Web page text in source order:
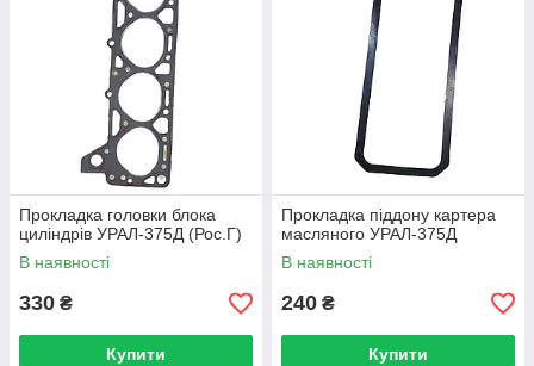
Прокладка головки блока
циліндрів УРАЛ-375Д (Рос.Г)
В наявності
330 ₴
Купити
Прокладка піддону картера
масляного УРАЛ-375Д
В наявності
240 ₴
Купити